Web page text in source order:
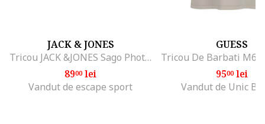
JACK & JONES
Tricou JACK &JONES Sago Photo Slub 45498, Alb
8900lei
Vandut de escape sport
GUESS
9500lei
Vandut de Unic